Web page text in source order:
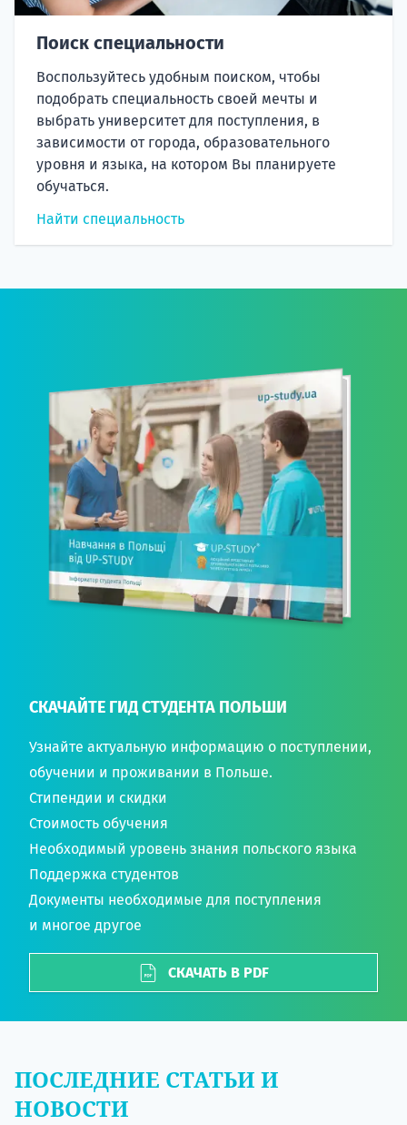
Поиск специальности
Воспользуйтесь удобным поиском, чтобы
подобрать специальность своей мечты и
выбрать университет для поступления, в
зависимости от города, образовательного
уровня и языка, на котором Вы планируете
обучаться.
Найти специальность
СКАЧАЙТЕ ГИД СТУДЕНТА ПОЛЬШИ
Узнайте актуальную информацию о поступлении,
обучении и проживании в Польше.
Стипендии и скидки
Стоимость обучения
Необходимый уровень знания польского языка
Поддержка студентов
Документы необходимые для поступления
и многое другое
СКАЧАТЬ В PDF
ПОСЛЕДНИЕ СТАТЬИ И
НОВОСТИ